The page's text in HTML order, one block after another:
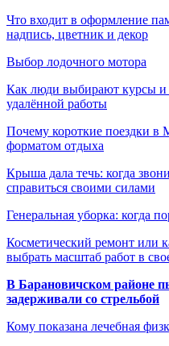
Что входит в оформление
надпись, цветник и декор
Выбор лодочного мотора
Как люди выбирают курсы и
удалённой работы
Почему короткие поездки в
форматом отдыха
Крыша дала течь: когда
справиться своими силами
Генеральная уборка: когда
Косметический ремонт или
выбрать масштаб работ в
В Барановичском районе
задерживали со стрельбой
Кому показана лечебная